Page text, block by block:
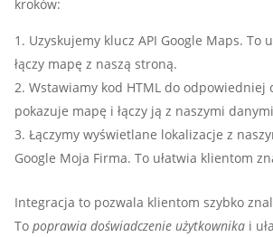
kroków:
Uzyskujemy klucz API Google Maps. To
łączy mapę z naszą stroną.
Wstawiamy kod HTML do odpowiedniej
pokazuje mapę i łączy ją z naszymi
Łączymy wyświetlane lokalizacje z
Google Moja Firma. To ułatwia klientom
Integracja to pozwala klientom szybko
Topoprawia doświadczenie użytkownika i